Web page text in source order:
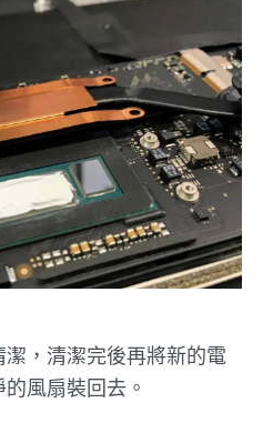
，清潔完後再將新的電
風扇裝回去。